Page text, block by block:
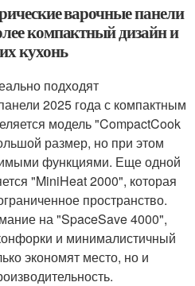
варочные панели
компактный дизайн и
кухонь
подходят
2025 года с компактным
модель "CompactCook
размер, но при этом
функциями. Еще одной
"MiniHeat 2000", которая
пространство.
на "SpaceSave 4000",
и минималистичный
экономят место, но и